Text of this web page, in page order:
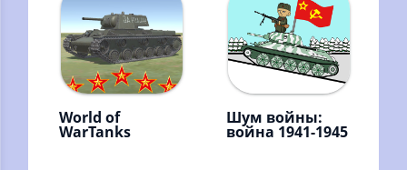
DANILGAMES.COM
World of
WarTanks
Шум войны:
война 1941-1945